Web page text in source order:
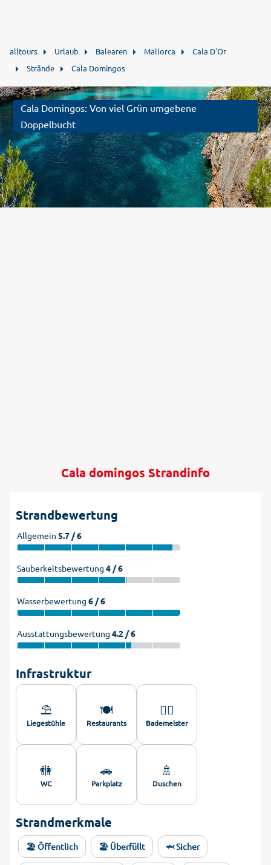
alltours Urlaub Balearen Mallorca
Cala D'Or
Strände
Cala Domingos
Cala Domingos: Von viel Grün umgebene
Doppelbucht
Cala domingos Strandinfo
Strandbewertung
Allgemein 5.7 / 6
Sauberkeitsbewertung 4 / 6
Wasserbewertung 6 / 6
Ausstattungsbewertung 4.2 / 6
Infrastruktur
⛱️
Liegestühle
🍽️
Restaurants
🏊‍♂️
Bademeister
🚻
WC
🚗
Parkplatz
🚿
Duschen
Strandmerkmale
🏖️ Öffentlich 🏖️ Überfüllt 🦈 Sicher